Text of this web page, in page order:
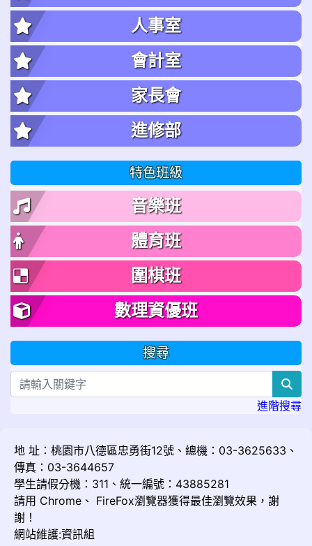
人事室
會計室
家長會
進修部
特色班級
音樂班
體育班
圍棋班
數理資優班
搜尋
進階搜尋
地 址：桃園市八德區忠勇街12號、總機：03-3625633、
傳真：03-3644657
學生請假分機：311、統一編號：43885281
請用 Chrome 、 FireFox瀏覽器獲得最佳瀏覽效果，謝
謝！
網站維護:資訊組